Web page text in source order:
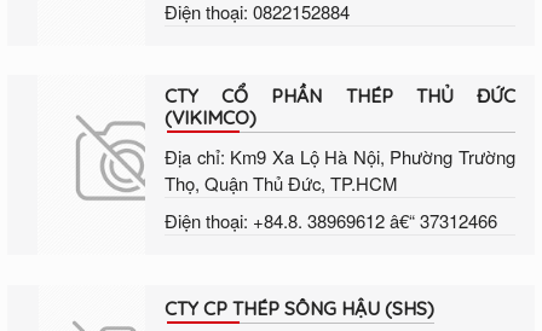
Điện thoại: 0822152884
CTY CỔ PHẦN THÉP THỦ ĐỨC
(VIKIMCO)
Địa chỉ: Km9 Xa Lộ Hà Nội, Phường Trường
Thọ, Quận Thủ Đức, TP.HCM
Điện thoại: +84.8. 38969612 â€“ 37312466
CTY CP THÉP SÔNG HẬU (SHS)